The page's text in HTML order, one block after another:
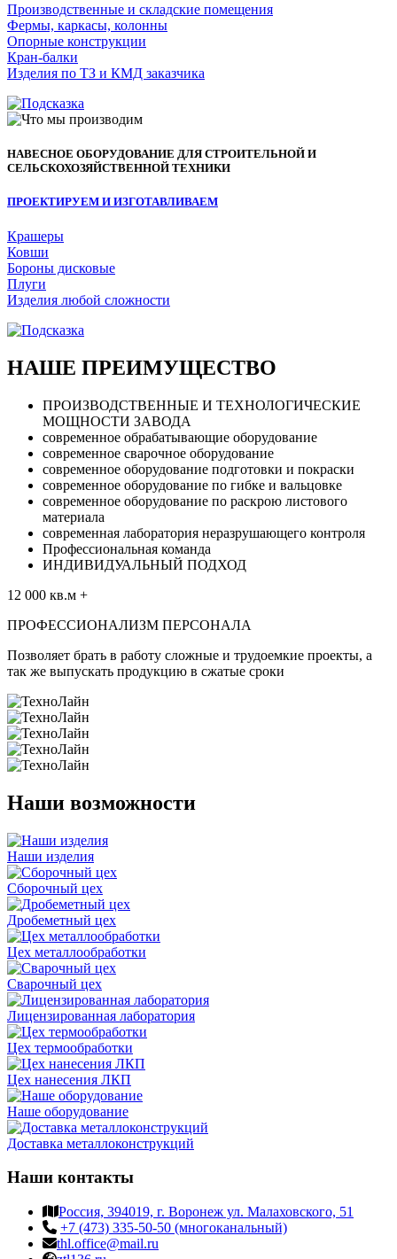
Производственные и складские помещения
Фермы, каркасы, колонны
Опорные конструкции
Кран-балки
Изделия по ТЗ и КМД заказчика
НАВЕСНОЕ ОБОРУДОВАНИЕ ДЛЯ СТРОИТЕЛЬНОЙ И
СЕЛЬСКОХОЗЯЙСТВЕННОЙ ТЕХНИКИ
ПРОЕКТИРУЕМ И ИЗГОТАВЛИВАЕМ
Крашеры
Ковши
Бороны дисковые
Плуги
Изделия любой сложности
НАШЕ ПРЕИМУЩЕСТВО
ПРОИЗВОДСТВЕННЫЕ И ТЕХНОЛОГИЧЕСКИЕ
МОЩНОСТИ ЗАВОДА
современное обрабатывающие оборудование
современное сварочное оборудование
современное оборудование подготовки и покраски
современное оборудование по гибке и вальцовке
современное оборудование по раскрою листового
материала
современная лаборатория неразрушающего контроля
Профессиональная команда
ИНДИВИДУАЛЬНЫЙ ПОДХОД
12 000 кв.м +
ПРОФЕССИОНАЛИЗМ ПЕРСОНАЛА
Позволяет брать в работу сложные и трудоемкие проекты, а
так же выпускать продукцию в сжатые сроки
Наши возможности
Наши изделия
Сборочный цех
Дробеметный цех
Цех металлообработки
Сварочный цех
Лицензированная лаборатория
Цех термообработки
Цех нанесения ЛКП
Наше оборудование
Доставка металлоконструкций
Наши контакты
Россия, 394019, г. Воронеж ул. Малаховского, 51
+7 (473) 335-50-50 (многоканальный)
thl.office@mail.ru